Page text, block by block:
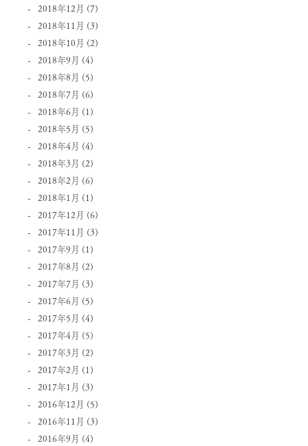
2018年12月 (7)
2018年11月 (3)
2018年10月 (2)
2018年9月 (4)
2018年8月 (5)
2018年7月 (6)
2018年6月 (1)
2018年5月 (5)
2018年4月 (4)
2018年3月 (2)
2018年2月 (6)
2018年1月 (1)
2017年12月 (6)
2017年11月 (3)
2017年9月 (1)
2017年8月 (2)
2017年7月 (3)
2017年6月 (5)
2017年5月 (4)
2017年4月 (5)
2017年3月 (2)
2017年2月 (1)
2017年1月 (3)
2016年12月 (5)
2016年11月 (3)
2016年9月 (4)